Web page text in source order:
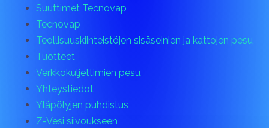
Suuttimet Tecnovap
Tecnovap
Teollisuuskiinteistöjen sisäseinien ja kattojen pesu
Tuotteet
Verkkokuljettimien pesu
Yhteystiedot
Yläpölyjen puhdistus
Z-Vesi siivoukseen